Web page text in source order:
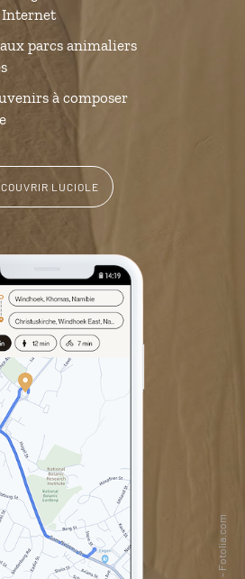
parcs animaliers
à composer
LUCIOLE